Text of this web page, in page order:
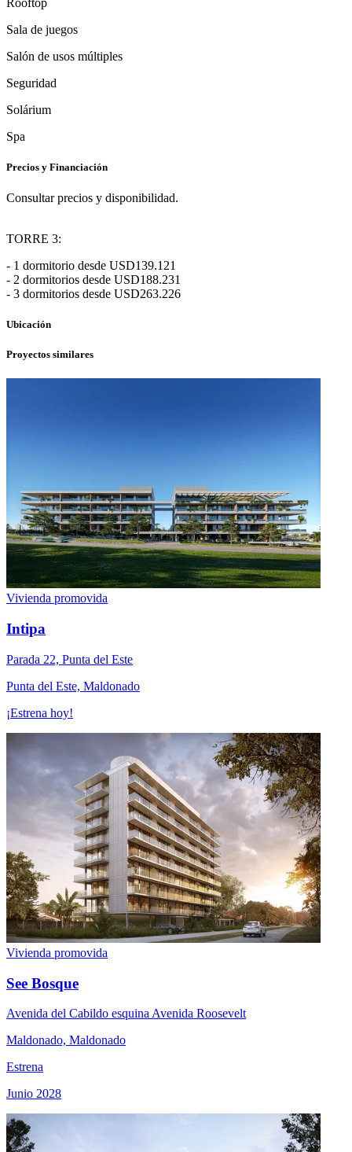
Sala de juegos
Salón de usos múltiples
Seguridad
Solárium
Spa
Precios y Financiación
Consultar precios y disponibilidad.
TORRE 3:
- 1 dormitorio desde USD139.121
- 2 dormitorios desde USD188.231
- 3 dormitorios desde USD263.226
Ubicación
Proyectos similares
Vivienda promovida
Intipa
Parada 22, Punta del Este
Punta del Este, Maldonado
¡Estrena hoy!
Vivienda promovida
See Bosque
Avenida del Cabildo esquina Avenida Roosevelt
Maldonado, Maldonado
Estrena
Junio 2028